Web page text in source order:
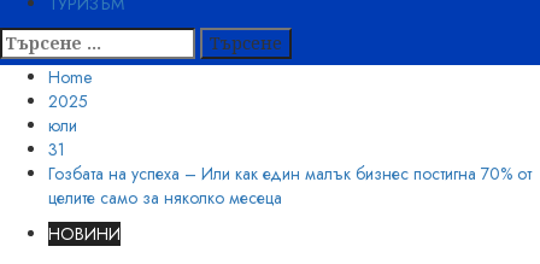
Търсене
за:
Home
2025
юли
31
Гозбата на успеха – Или как един малък бизнес постигна 70% от
целите само за няколко месеца
НОВИНИ